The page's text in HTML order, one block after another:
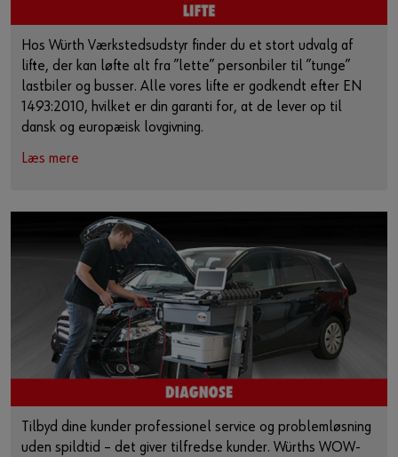
Hos Würth Værkstedsudstyr finder du et stort udvalg af
lifte, der kan løfte alt fra ”lette” personbiler til ”tunge”
lastbiler og busser. Alle vores lifte er godkendt efter EN
1493:2010, hvilket er din garanti for, at de lever op til
dansk og europæisk lovgivning.
Læs mere
Tilbyd dine kunder professionel service og problemløsning
uden spildtid – det giver tilfredse kunder. Würths WOW-